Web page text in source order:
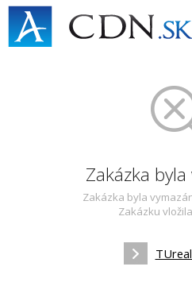
Zakázka
Zakázka byla
Zakázku